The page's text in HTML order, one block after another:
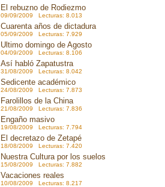
El rebuzno de Rodiezmo
09/09/2009 Lecturas: 8.013
Cuarenta años de dictadura
05/09/2009 Lecturas: 7.929
Ultimo domingo de Agosto
04/09/2009 Lecturas: 8.106
Así habló Zapatustra
31/08/2009 Lecturas: 8.042
Sedicente académico
24/08/2009 Lecturas: 7.873
Farolillos de la China
21/08/2009 Lecturas: 7.836
Engaño masivo
19/08/2009 Lecturas: 7.794
El decretazo de Zetapé
18/08/2009 Lecturas: 7.420
Nuestra Cultura por los suelos
15/08/2009 Lecturas: 7.882
Vacaciones reales
10/08/2009 Lecturas: 8.217